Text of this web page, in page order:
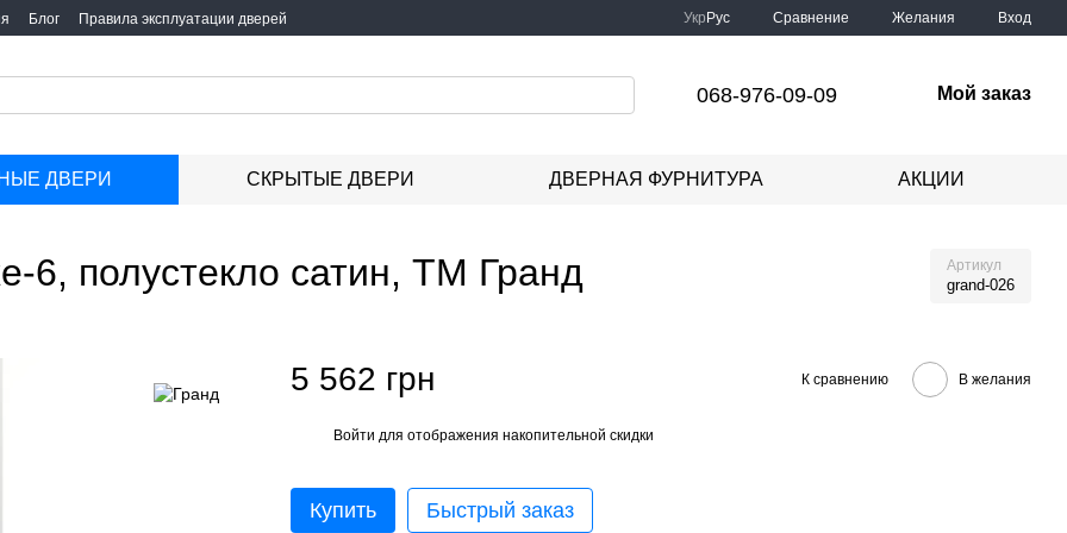
Блог Правила эксплуатации дверей Укр Рус Сравнение Желания Вход
068-976-09-09 Мой заказ
ДВЕРИ СКРЫТЫЕ ДВЕРИ ДВЕРНАЯ ФУРНИТУРА АКЦИИ
6, полустекло сатин, ТМ Гранд Артикул
grand-026
5 562 грн К сравнению В желания
Войти для отображения накопительной скидки
Купить Быстрый заказ